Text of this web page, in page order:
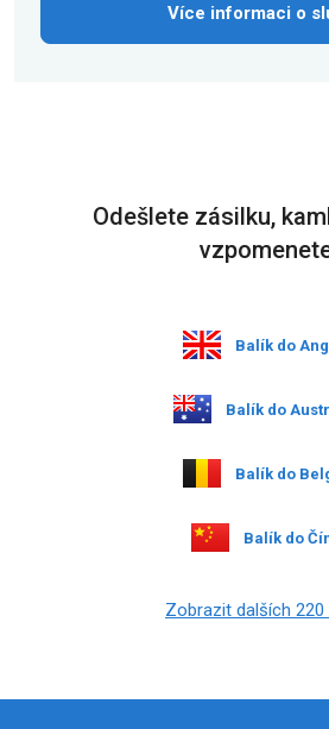
Více informaci o
Odešlete zásilku,
Balík do
Balík do
Balík do
Balík do
Zobrazit dalších 220